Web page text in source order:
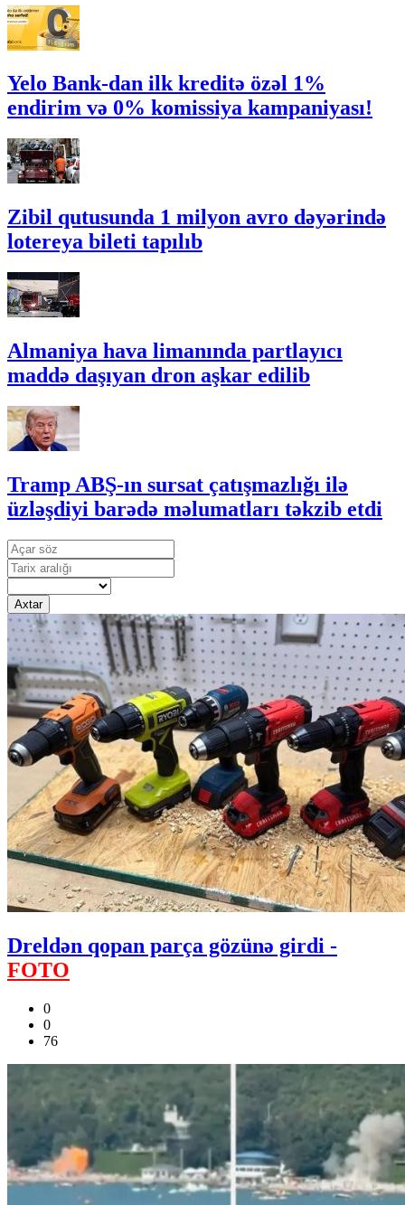
Yelo Bank-dan ilk kreditə özəl 1%
endirim və 0% komissiya kampaniyası!
Zibil qutusunda 1 milyon avro dəyərində
lotereya bileti tapılıb
Almaniya hava limanında partlayıcı
maddə daşıyan dron aşkar edilib
Tramp ABŞ-ın sursat çatışmazlığı ilə
üzləşdiyi barədə məlumatları təkzib etdi
Axtar
Dreldən qopan parça gözünə girdi -
FOTO
0
0
76